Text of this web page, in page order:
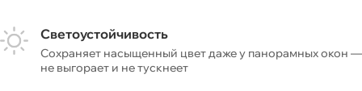
Светоустойчивость
Сохраняет насыщенный цвет даже у панорамных окон —
не выгорает и не тускнеет